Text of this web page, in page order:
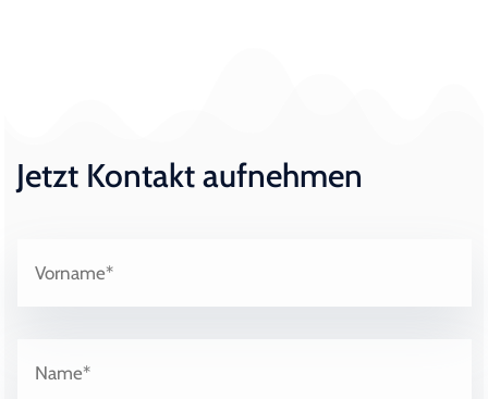
Jetzt Kontakt aufnehmen